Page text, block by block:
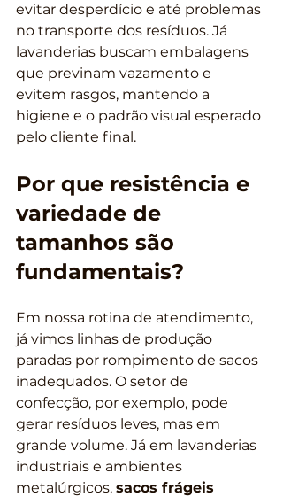
evitar desperdício e até problemas
no transporte dos resíduos. Já
lavanderias buscam embalagens
que previnam vazamento e
evitem rasgos, mantendo a
higiene e o padrão visual esperado
pelo cliente final.
Por que resistência e
variedade de
tamanhos são
fundamentais?
Em nossa rotina de atendimento,
já vimos linhas de produção
paradas por rompimento de sacos
inadequados. O setor de
confecção, por exemplo, pode
gerar resíduos leves, mas em
grande volume. Já em lavanderias
industriais e ambientes
metalúrgicos, sacos frágeis